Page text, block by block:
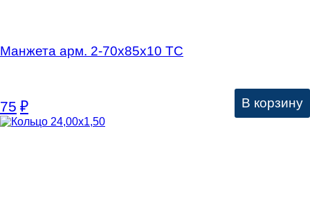
Манжета арм. 2-70х85х10 ТС
75 ₽ В корзину